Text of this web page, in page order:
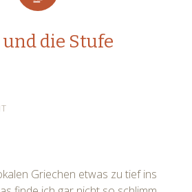
und die Stufe
Griechen etwas zu tief ins